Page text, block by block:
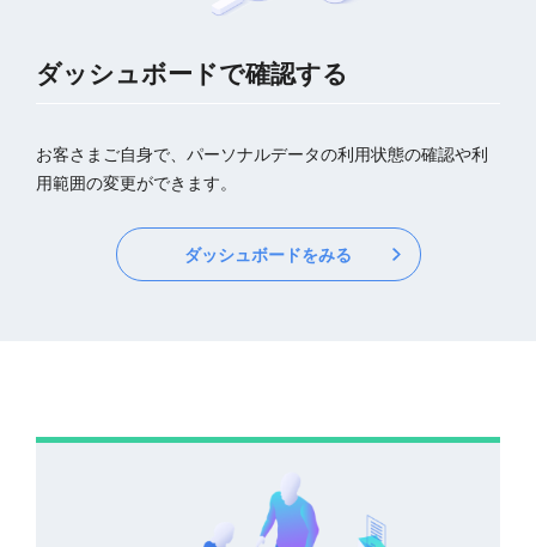
ダッシュボードで確認する
お客さまご自身で、パーソナルデータの利用状態の確認や利
用範囲の変更ができます。
ダッシュボードをみる